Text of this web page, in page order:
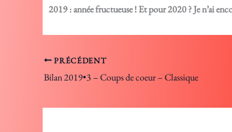
2019 : année fructueuse ! Et pour 2020 ? Je n’ai
PRÉCÉDENT
Bilan 2019•3 – Coups de coeur – Classique